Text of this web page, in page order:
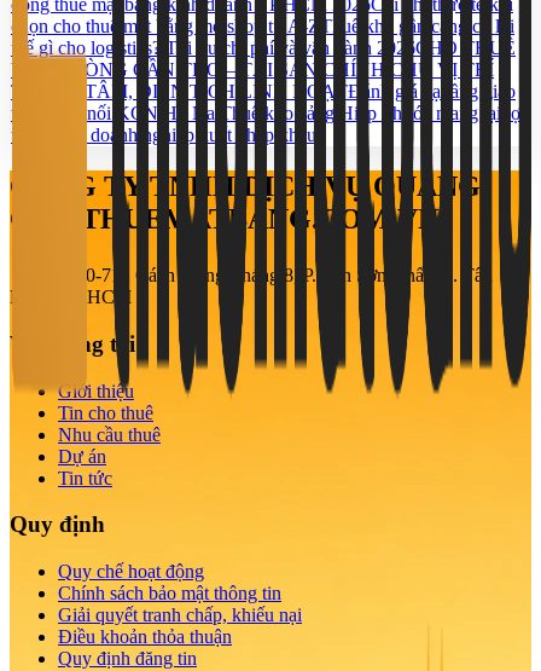
chọn cho thuê mặt bằng mở shop từ A-Z Thuê kho gần cảng có lợi
thế gì cho logistics? Tối ưu chi phí và vận hành 2026CHO THUÊ
VĂN PHÒNG CẦN THƠ – TÀI SẢN CHÍNH CHỦ VỊ TRÍ
TRUNG TÂM, DIỆN TÍCH LINH HOẠTĐánh giá hạ tầng giao
thông kết nối KCN Hố Nai
Thuê kho cảng Hiệp Phước mang lại lợi
thế gì cho doanh nghiệp xuất nhập khẩu?
CÔNG TY TNHH DỊCH VỤ QUẢNG
CÁO THUEMATBANG.COM.VN
708-710-712 Cách Mạng Tháng 8, P. Tân Sơn Nhất, Q. Tân
Bình, TP. HCM
Về chúng tôi
Giới thiệu
Tin cho thuê
Nhu cầu thuê
Dự án
Tin tức
Quy định
Quy chế hoạt động
Chính sách bảo mật thông tin
Giải quyết tranh chấp, khiếu nại
Điều khoản thỏa thuận
Quy định đăng tin